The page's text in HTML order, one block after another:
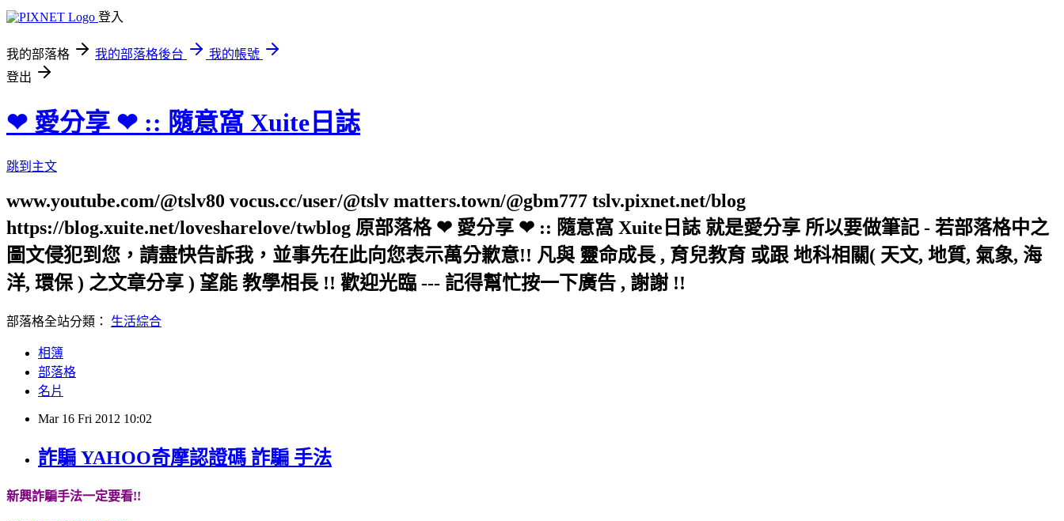
登入
我的部落格 我的部落格後台
我的帳號
登出
❤ 愛分享 ❤ :: 隨意窩 Xuite日誌
跳到主文
www.youtube.com/@tslv80 vocus.cc/user/@tslv matters.town/@gbm777 tslv.pixnet.net/blog
https://blog.xuite.net/lovesharelove/twblog 原部落格 ❤ 愛分享 ❤ :: 隨意窩 Xuite日誌 就是愛分享 所以要做筆記 - 若部落格中之
圖文侵犯到您，請盡快告訴我，並事先在此向您表示萬分歉意!! 凡與 靈命成長 , 育兒教育 或跟 地科相關( 天文, 地質, 氣象, 海
洋, 環保 ) 之文章分享 ) 望能 教學相長 !! 歡迎光臨 --- 記得幫忙按一下廣告 , 謝謝 !!
部落格全站分類： 生活綜合
相簿
部落格
名片
Mar 16 Fri 2012 10:02
詐騙 YAHOO奇摩認證碼 詐騙 手法
新興詐騙手法一定要看!!